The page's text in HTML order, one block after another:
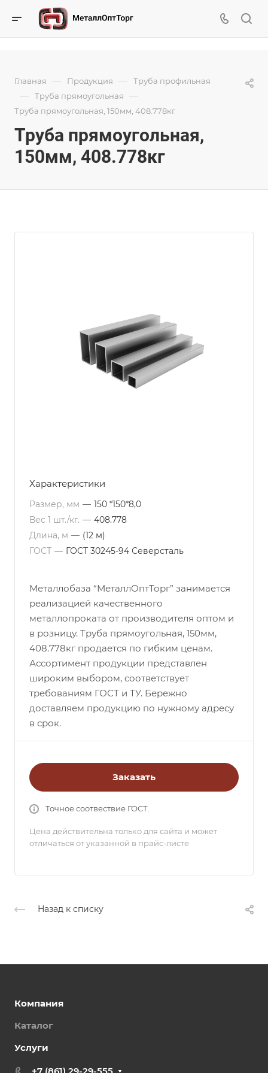
Главная — Продукция — Труба профильная
— Труба прямоугольная —
Труба прямоугольная, 150мм, 408.778кг
Труба прямоугольная,
150мм, 408.778кг
Характеристики
Размер, мм — 150 *150*8,0
Вес 1 шт./кг. — 408.778
Длина, м — (12 м)
ГОСТ — ГОСТ 30245-94 Северсталь
Металлобаза “МеталлОптТорг” занимается
реализацией качественного
металлопроката от производителя оптом и
в розницу. Труба прямоугольная, 150мм,
408.778кг продается по гибким ценам.
Ассортимент продукции представлен
широким выбором, соответствует
требованиям ГОСТ и ТУ. Бережно
доставляем продукцию по нужному адресу
в срок.
Заказать
Точное соотвествие ГОСТ.
Цена действительна только для сайта и может
отличаться от указанной в прайс-листе
Назад к списку
Компания
Каталог
Услуги